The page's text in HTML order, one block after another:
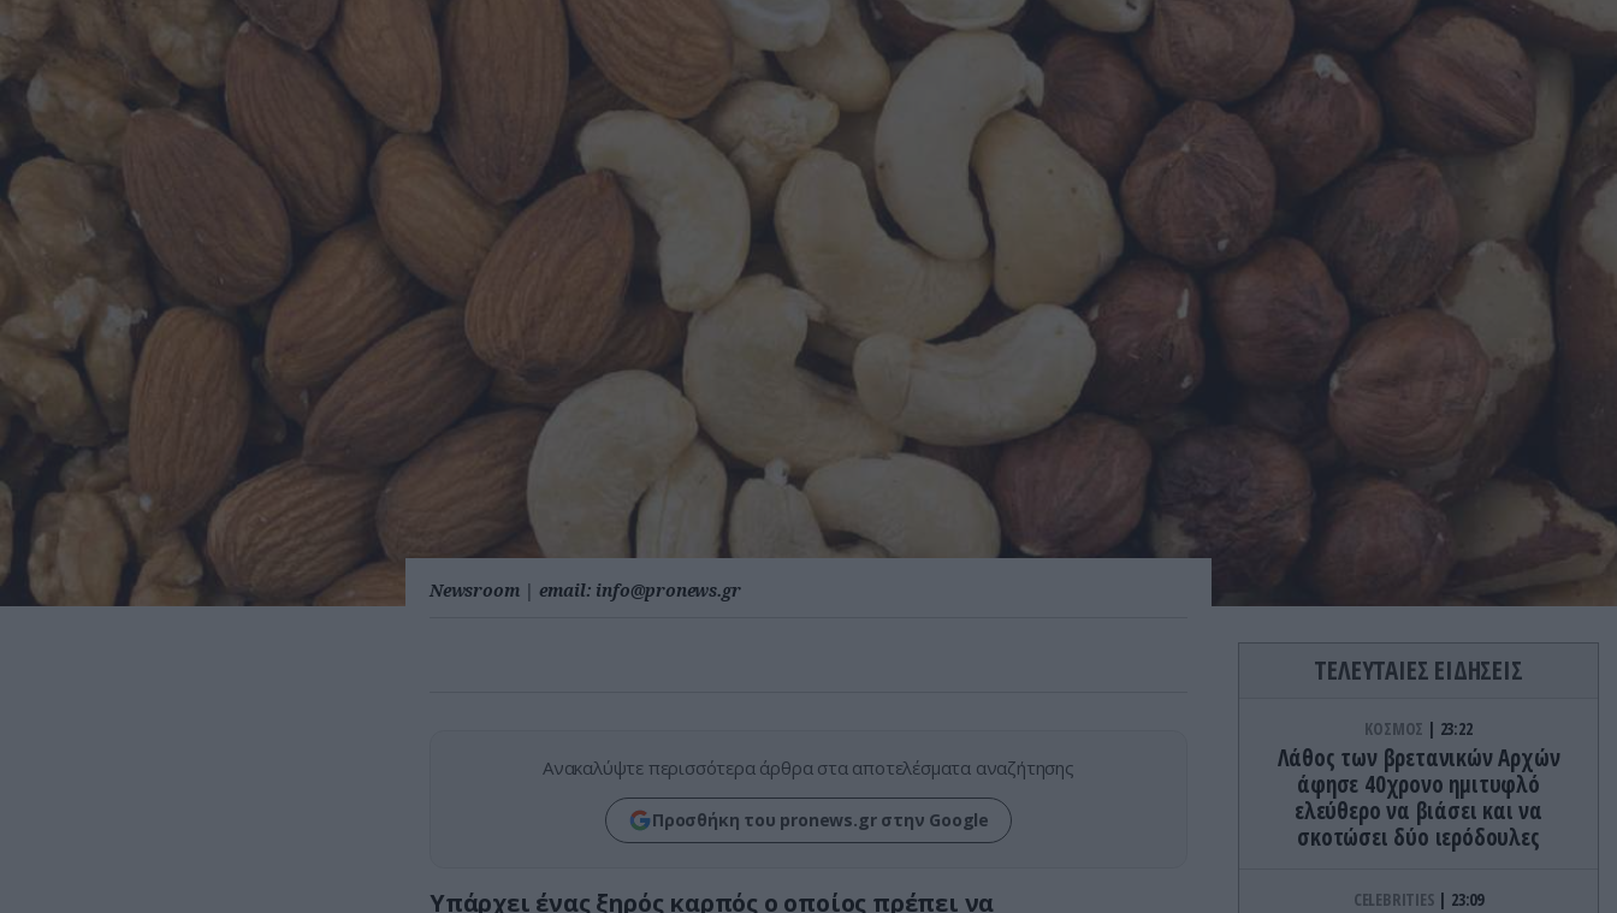
Newsroom | email: info@pronews.gr
Ανακαλύψτε περισσότερα άρθρα στα αποτελέσματα αναζήτησης
Προσθήκη του pronews.gr στην Google
Υπάρχει ένας ξηρός καρπός ο οποίος πρέπει να
ΤΕΛΕΥΤΑΙΕΣ ΕΙΔΗΣΕΙΣ
ΚΟΣΜΟΣ 23:22
Λάθος των βρετανικών Αρχών
άφησε 40χρονο ημιτυφλό
ελεύθερο να βιάσει και να
σκοτώσει δύο ιερόδουλες
CELEBRITIES 23:09